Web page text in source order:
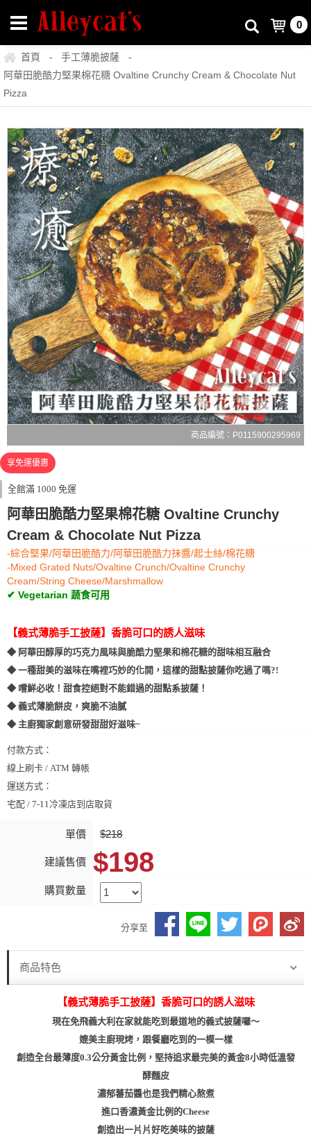
0
首頁 - 手工薄脆披薩 -
阿華田脆酷力堅果棉花糖 Ovaltine Crunchy Cream & Chocolate Nut
Pizza
商品編號：P0115900295969
享免運優惠
全館滿 1000 免運
阿華田脆酷力堅果棉花糖 Ovaltine Crunchy
Cream & Chocolate Nut Pizza
-綜合堅果/阿華田脆酷力/阿華田脆酷力抹醬/起士絲/棉花糖
-Mixed Grated Nuts/Ovaltine Crunch/Ovaltine Crunchy
Cream/String Cheese/Marshmallow
✔ Vegetarian 蔬食可用
【義式薄脆手工披薩】香脆可口的誘人滋味
◆ 阿華田醇厚的巧克力風味與脆酷力堅果和棉花糖的甜味相互融合
◆ 一種甜美的滋味在嘴裡巧妙的化開，這樣的甜點披薩你吃過了嗎?!
◆ 嚐鮮必收！甜食控絕對不能錯過的甜點系披薩！
◆ 義式薄脆餅皮，爽脆不油膩
◆ 主廚獨家創意研發甜甜好滋味~
付款方式：
線上刷卡 / ATM 轉帳
運送方式：
宅配 / 7-11冷凍店到店取貨
單價 $218
建議售價 $198
購買數量
分享至
商品特色
【義式薄脆手工披薩】香脆可口的誘人滋味
現在免飛義大利在家就能吃到最道地的義式披薩囉～
媲美主廚現烤，跟餐廳吃到的一模一樣
創造全台最薄度0.3公分黃金比例，堅持追求最完美的黃金8小時低溫發
酵麵皮
濃郁蕃茄醬也是我們精心熬煮
進口香濃黃金比例的Cheese
創造出一片片好吃美味的披薩